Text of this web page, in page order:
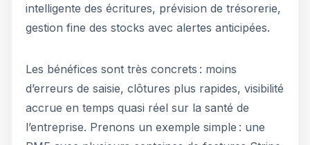
intelligente des écritures, prévision de trésorerie,
gestion fine des stocks avec alertes anticipées.
Les bénéfices sont très concrets : moins
d’erreurs de saisie, clôtures plus rapides, visibilité
accrue en temps quasi réel sur la santé de
l’entreprise. Prenons un exemple simple : une